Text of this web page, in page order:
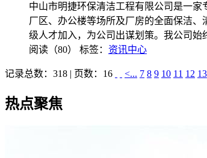
中山市明捷环保清洁工程有限公司是一家
厂区、办公楼等场所及厂房的全面保洁
级人才加入，为公司出谋划策。我公司
阅读（80） 标签： 资讯中心
记录总数：318 | 页数：16 <... 7 8 9 10 11 12 13
热点聚焦